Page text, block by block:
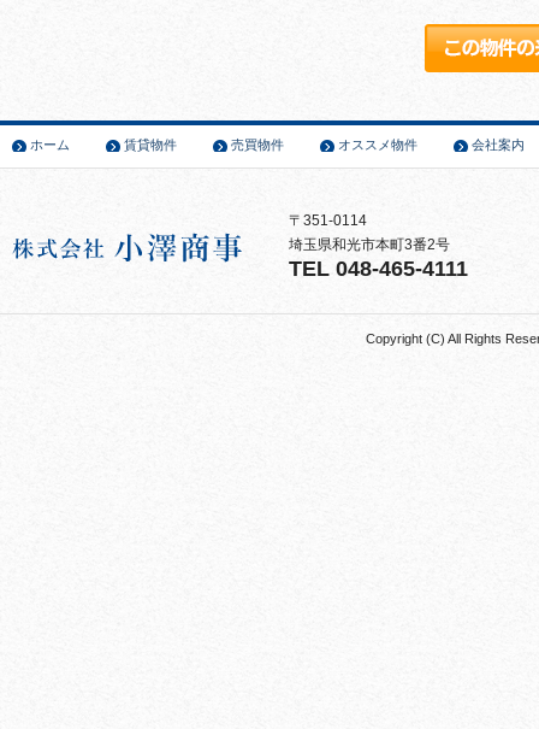
ホーム 賃貸物件 売買物件 オススメ物件 会社案内
〒351-0114
埼玉県和光市本町3番2号
TEL 048-465-4111
Copyright (C) All Rights